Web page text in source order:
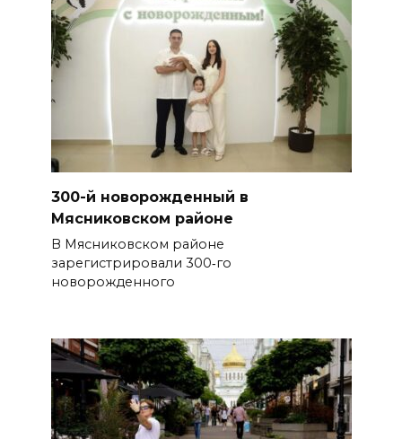
300-й новорожденный в
Мясниковском районе
В Мясниковском районе
зарегистрировали 300‑го
новорожденного